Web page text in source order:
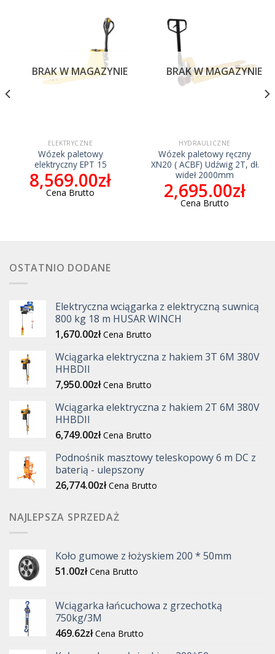
BRAK W MAGAZYNIE
ELEKTRYCZNE
Wózek paletowy
elektryczny EPT 15
8,569.00zł
Cena Brutto
BRAK W MAGAZYNIE
HYDRAULICZNE
Wózek paletowy ręczny
XN20 ( ACBF) Udźwig 2T, dł.
wideł 2000mm
2,695.00zł
Cena Brutto
OSTATNIO DODANE
Elektryczna wciągarka z elektryczną suwnicą
800 kg 18 m HUSAR WINCH
1,670.00zł Cena Brutto
Wciągarka elektryczna z hakiem 3T 6M 380V
HHBDII
7,950.00zł Cena Brutto
Wciągarka elektryczna z hakiem 2T 6M 380V
HHBDII
6,749.00zł Cena Brutto
Podnośnik masztowy teleskopowy 6 m DC z
baterią - ulepszony
26,774.00zł Cena Brutto
NAJLEPSZA SPRZEDAŻ
Koło gumowe z łożyskiem 200 * 50mm
51.00zł Cena Brutto
Wciągarka łańcuchowa z grzechotką
750kg/3M
469.62zł Cena Brutto